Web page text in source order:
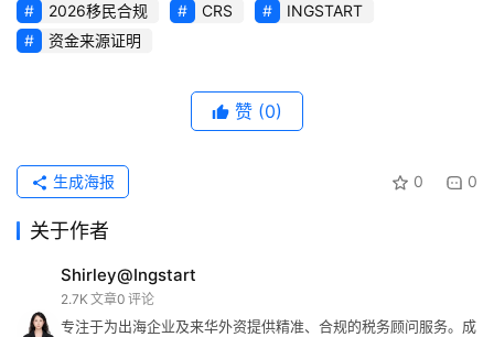
2026移民合规 CRS
INGSTART
资金来源证明
赞 (0)
0 0
生成海报
关于作者
Shirley@Ingstart
2.7K 文章0 评论
专注于为出海企业及来华外资提供精准、合规的税务顾问服务。成